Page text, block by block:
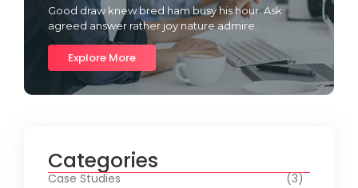
Good draw knew bred ham busy his hour. Ask
agreed answer rather joy nature admire.
Explore More
Categories
Case Studies
(3)